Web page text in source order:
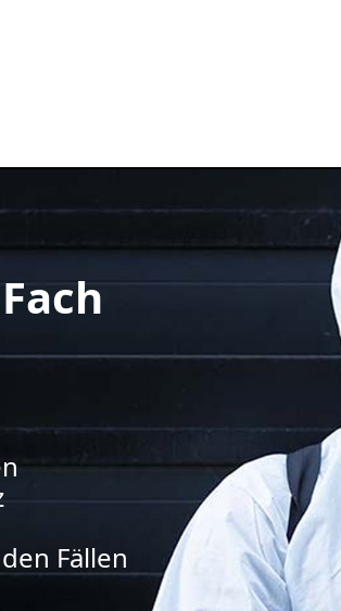
Fällen